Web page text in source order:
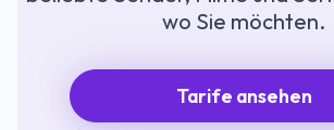
wo Sie möchten.
Tarife ansehen